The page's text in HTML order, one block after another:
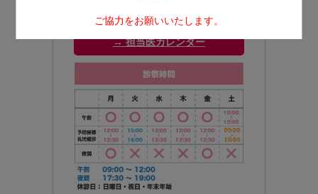
→ 担当医カレンダー
ご協力をお願いいたします。